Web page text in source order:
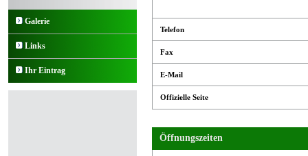
Galerie
Links
Ihr Eintrag
Telefon
Fax
E-Mail
Offizielle Seite
Öffnungszeiten